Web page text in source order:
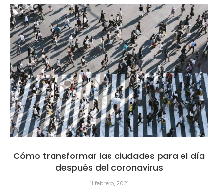
Cómo transformar las ciudades para el día
después del coronavirus
11 febrero, 2021